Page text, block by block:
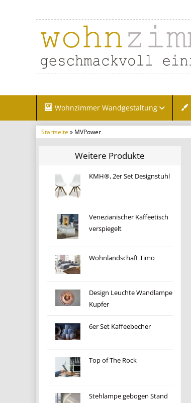
Wohnzimmer Wandgestaltung
Startseite» MVPower
Weitere Produkte
KMH®, 2er Set Designstuhl
Venezianischer Kaffeetisch
verspiegelt
Wohnlandschaft Timo
Design Leuchte Wandlampe
Kupfer
6er Set Kaffeebecher
Top of The Rock
Stehlampe gebogen Stand